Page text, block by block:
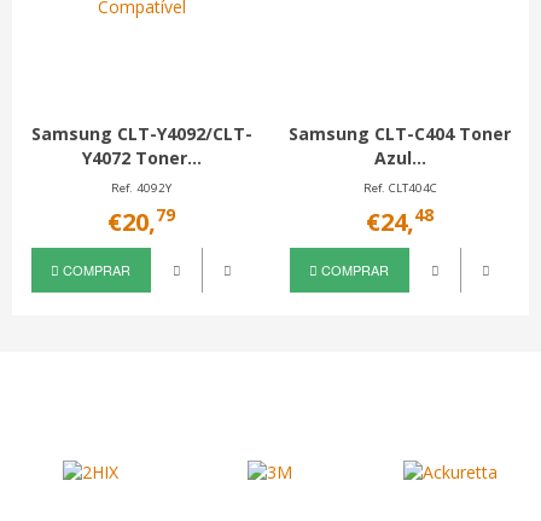
Samsung CLT-Y4092/CLT-
Y4072 Toner...
Ref. 4092Y
€20,79
COMPRAR
Samsung CLT-C404 Toner
Azul...
Ref. CLT404C
€24,48
COMPRAR